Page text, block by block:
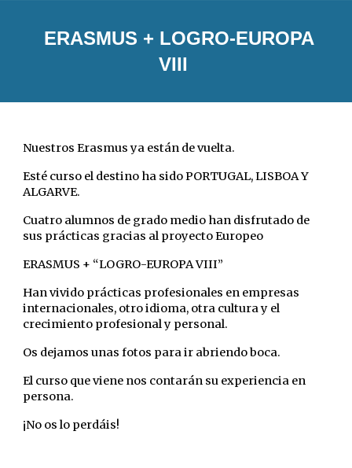
ERASMUS + LOGRO-EUROPA
VIII
Nuestros Erasmus ya están de vuelta.
Esté curso el destino ha sido PORTUGAL, LISBOA Y
ALGARVE.
Cuatro alumnos de grado medio han disfrutado de
sus prácticas gracias al proyecto Europeo
ERASMUS + “LOGRO-EUROPA VIII”
Han vivido prácticas profesionales en empresas
internacionales, otro idioma, otra cultura y el
crecimiento profesional y personal.
Os dejamos unas fotos para ir abriendo boca.
El curso que viene nos contarán su experiencia en
persona.
¡No os lo perdáis!